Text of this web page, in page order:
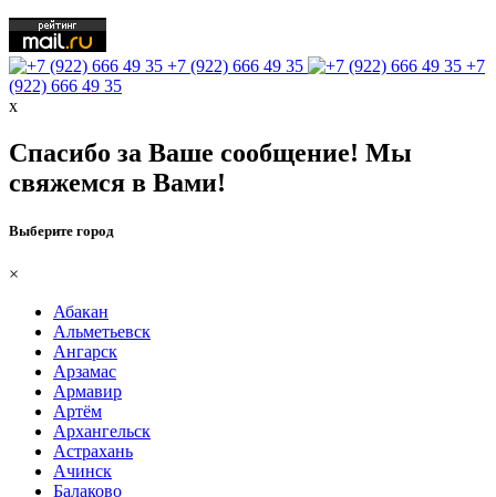
+7 (922) 666 49 35
+7
(922) 666 49 35
х
Спасибо за Ваше сообщение! Мы
свяжемся в Вами!
Выберите город
×
Абакан
Альметьевск
Ангарск
Арзамас
Армавир
Артём
Архангельск
Астрахань
Ачинск
Балаково